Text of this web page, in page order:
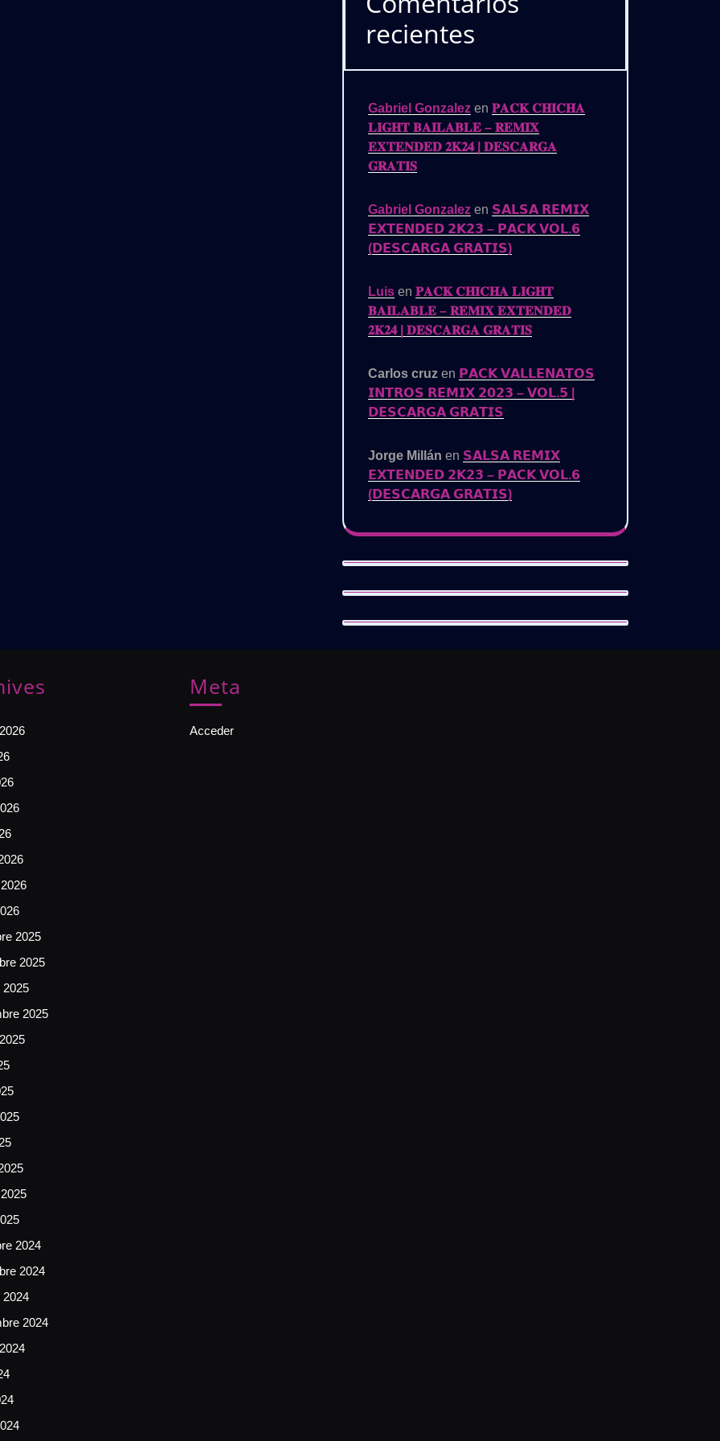
recientes
Gabriel Gonzalez en 𝐏𝐀𝐂𝐊 𝐂𝐇𝐈𝐂𝐇𝐀
𝐋𝐈𝐆𝐇𝐓 𝐁𝐀𝐈𝐋𝐀𝐁𝐋𝐄 – 𝐑𝐄𝐌𝐈𝐗
𝐄𝐗𝐓𝐄𝐍𝐃𝐄𝐃 𝟐𝐊𝟐𝟒 | 𝐃𝐄𝐒𝐂𝐀𝐑𝐆𝐀
𝐆𝐑𝐀𝐓𝐈𝐒
Gabriel Gonzalez en 𝗦𝗔𝗟𝗦𝗔 𝗥𝗘𝗠𝗜𝗫
𝗘𝗫𝗧𝗘𝗡𝗗𝗘𝗗 𝟮𝗞𝟮𝟯 – 𝗣𝗔𝗖𝗞 𝗩𝗢𝗟.𝟲
(𝗗𝗘𝗦𝗖𝗔𝗥𝗚𝗔 𝗚𝗥𝗔𝗧𝗜𝗦)
Luis en 𝐏𝐀𝐂𝐊 𝐂𝐇𝐈𝐂𝐇𝐀 𝐋𝐈𝐆𝐇𝐓
𝐁𝐀𝐈𝐋𝐀𝐁𝐋𝐄 – 𝐑𝐄𝐌𝐈𝐗 𝐄𝐗𝐓𝐄𝐍𝐃𝐄𝐃
𝟐𝐊𝟐𝟒 | 𝐃𝐄𝐒𝐂𝐀𝐑𝐆𝐀 𝐆𝐑𝐀𝐓𝐈𝐒
Carlos cruz en 𝗣𝗔𝗖𝗞 𝗩𝗔𝗟𝗟𝗘𝗡𝗔𝗧𝗢𝗦
𝗜𝗡𝗧𝗥𝗢𝗦 𝗥𝗘𝗠𝗜𝗫 𝟮𝟬𝟮𝟯 – 𝗩𝗢𝗟.𝟱 |
𝗗𝗘𝗦𝗖𝗔𝗥𝗚𝗔 𝗚𝗥𝗔𝗧𝗜𝗦
Jorge Millán en 𝗦𝗔𝗟𝗦𝗔 𝗥𝗘𝗠𝗜𝗫
𝗘𝗫𝗧𝗘𝗡𝗗𝗘𝗗 𝟮𝗞𝟮𝟯 – 𝗣𝗔𝗖𝗞 𝗩𝗢𝗟.𝟲
(𝗗𝗘𝗦𝗖𝗔𝗥𝗚𝗔 𝗚𝗥𝗔𝗧𝗜𝗦)
2025
2025
2025
2025
2024
2024
2024
2024
Meta
Acceder